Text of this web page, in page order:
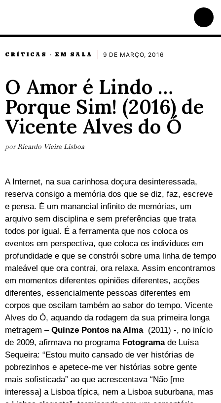
CRÍTICAS · EM SALA 9 DE MARÇO, 2016
O Amor é Lindo …
Porque Sim! (2016) de
Vicente Alves do Ó
porRicardo Vieira Lisboa
A Internet, na sua carinhosa doçura desinteressada,
reserva consigo a memória dos que se diz, faz, escreve
e pensa. É um manancial infinito de memórias, um
arquivo sem disciplina e sem preferências que trata
todos por igual. É a ferramenta que nos coloca os
eventos em perspectiva, que coloca os indivíduos em
profundidade e que se constrói sobre uma linha de tempo
maleável que ora contrai, ora relaxa. Assim encontramos
em momentos diferentes opiniões diferentes, acções
diferentes, essencialmente pessoas diferentes em
corpos que oscilam também ao sabor do tempo. Vicente
Alves do Ó, aquando da rodagem da sua primeira longa
metragem – Quinze Pontos na Alma (2011) -, no início
de 2009, afirmava no programa Fotograma de Luísa
Sequeira: “Estou muito cansado de ver histórias de
pobrezinhos e apetece-me ver histórias sobre gente
mais sofisticada” ao que acrescentava “Não [me
interessa] a Lisboa típica, nem a Lisboa suburbana, mas